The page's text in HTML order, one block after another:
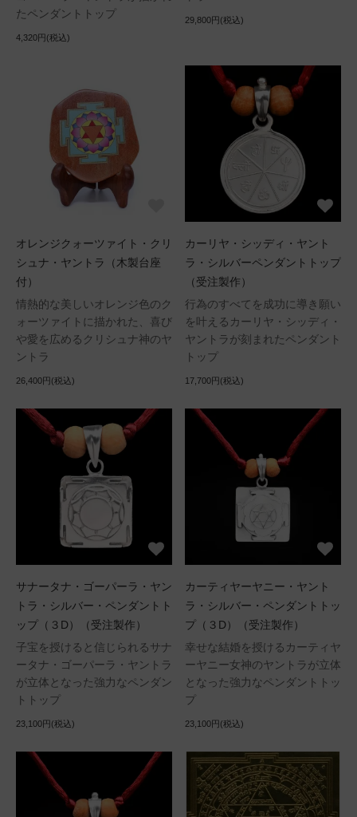
たペンダントトップ
4,320円(税込)
29,800円(税込)
オレンジクォーツァイト・クリ
シュナ・ヤントラ（木製台座
付）
情熱的な美しいオレンジ色のク
ォーツァイトに描かれた、喜び
や愛を広めるクリシュナ神のヤ
ントラ
26,400円(税込)
カーリヤ・シッディ・ヤント
ラ・シルバーペンダントトップ
（受注製作）
行為のすべてを成功に導き願い
を叶えるカーリヤ・シッディ・
ヤントラが刻まれたペンダント
トップ
17,700円(税込)
サナータナ・ゴーパーラ・ヤン
トラ・シルバー・ペンダントト
ップ（３D）（受注製作）
子宝を授けると信じられるサナ
ータナ・ゴーパーラ・ヤントラ
が立体となった強力なペンダン
トトップ
23,100円(税込)
カーティヤーヤニー・ヤント
ラ・シルバー・ペンダントトッ
プ（３D）（受注製作）
幸せな結婚を授けるカーティヤ
ーヤニー女神のヤントラが立体
となった強力なペンダントトッ
プ
23,100円(税込)